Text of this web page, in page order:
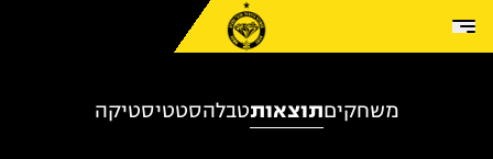
משחקיםתוצאותטבלהסטטיסטיקה